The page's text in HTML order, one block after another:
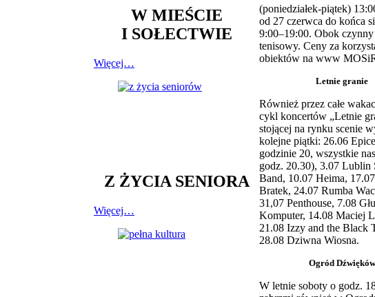
W MIEŚCIE
I SOŁECTWIE
Więcej…
Z ŻYCIA SENIORA
Więcej…
(poniedziałek-piątek)
od 27 czerwca do końca
9:00–19:00. Obok
tenisowy. Ceny za
obiektów na www
Letnie granie
Również przez całe
cykl koncertów „Letnie
stojącej na rynku scenie
kolejne piątki: 26.06
godzinie 20, wszystkie
godz. 20.30), 3.07 Lublin
Band, 10.07 Heima,
Bratek, 24.07 Rumba
31,07 Penthouse, 7.08
Komputer, 14.08 Maciej
21.08 Izzy and the Black
28.08 Dziwna Wiosna.
Ogród Dźwięków
W letnie soboty o godz.